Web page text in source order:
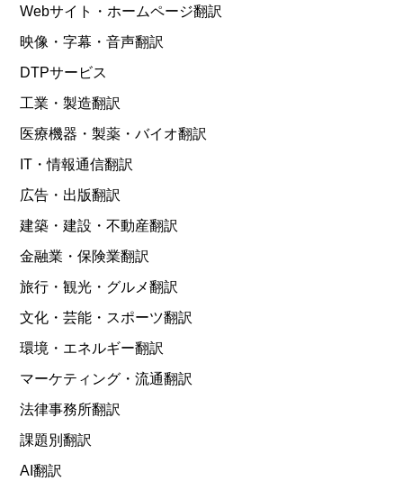
Webサイト・ホームページ翻訳
映像・字幕・音声翻訳
DTPサービス
工業・製造翻訳
医療機器・製薬・バイオ翻訳
IT・情報通信翻訳
広告・出版翻訳
建築・建設・不動産翻訳
金融業・保険業翻訳
旅行・観光・グルメ翻訳
文化・芸能・スポーツ翻訳
環境・エネルギー翻訳
マーケティング・流通翻訳
法律事務所翻訳
課題別翻訳
AI翻訳